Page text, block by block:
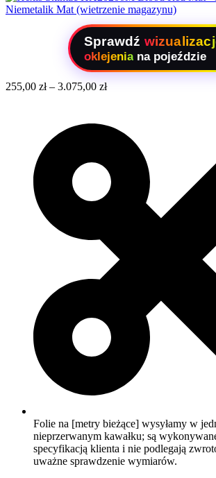
Sprawdź
oklejenia na pojeździe
255,00 zł– 3.075,00 zł
Folie na [metry bieżące] wysyłamy w
nieprzerwanym kawałku; są
specyfikacją klienta i nie podlegają
uważne sprawdzenie wymiarów.